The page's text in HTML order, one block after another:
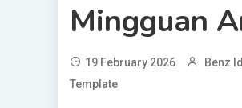
Mingguan
19 February 2026 Benz
Template